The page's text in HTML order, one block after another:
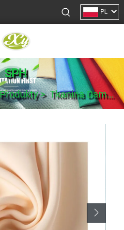
PL
SPH
Produkty>Tkanina Damska